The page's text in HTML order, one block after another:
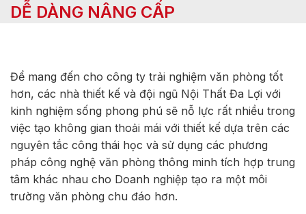
DỄ DÀNG NÂNG CẤP
Để mang đến cho công ty trải nghiệm văn phòng tốt
hơn, các nhà thiết kế và đội ngũ Nội Thất Đa Lợi với
kinh nghiệm sống phong phú sẽ nỗ lực rất nhiều trong
việc tạo không gian thoải mái với thiết kế dựa trên các
nguyên tắc công thái học và sử dụng các phương
pháp công nghệ văn phòng thông minh tích hợp trung
tâm khác nhau cho Doanh nghiệp tạo ra một môi
trường văn phòng chu đáo hơn.